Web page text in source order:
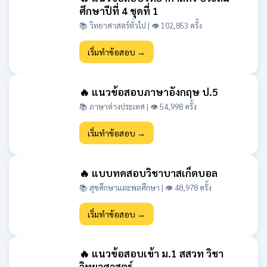
ศึกษาปีที่ 4 ชุดที่ 1
📚 วิทยาศาสตร์ทั่วไป | 👁 102,853 ครั้ง
เริ่มทำข้อสอบ →
🔥 แนวข้อสอบภาษาอังกฤษ ป.5
📚 ภาษาต่างประเทศ | 👁 54,998 ครั้ง
เริ่มทำข้อสอบ →
🔥 แบบทดสอบวิชาบาสเก็ตบอล
📚 สุขศึกษาและพลศึกษา | 👁 48,978 ครั้ง
เริ่มทำข้อสอบ →
🔥 แนวข้อสอบเข้า ม.1 สสวท วิชา